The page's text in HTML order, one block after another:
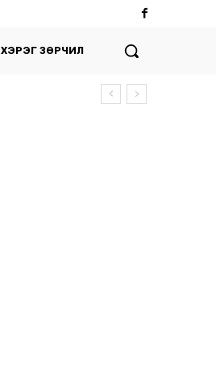
ХЭРЭГ ЗӨРЧИЛ